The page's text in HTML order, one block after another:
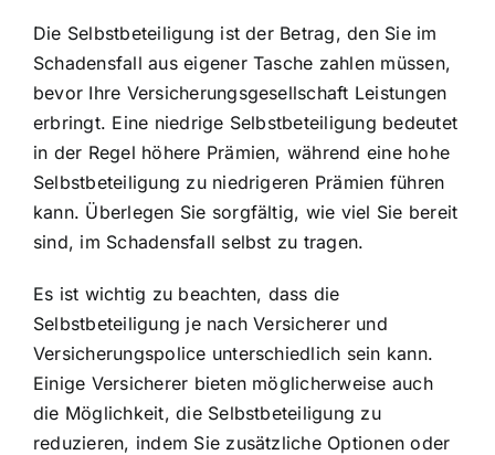
Die Selbstbeteiligung ist der Betrag, den Sie im
Schadensfall aus eigener Tasche zahlen müssen,
bevor Ihre Versicherungsgesellschaft Leistungen
erbringt. Eine niedrige Selbstbeteiligung bedeutet
in der Regel höhere Prämien, während eine hohe
Selbstbeteiligung zu niedrigeren Prämien führen
kann. Überlegen Sie sorgfältig, wie viel Sie bereit
sind, im Schadensfall selbst zu tragen.
Es ist wichtig zu beachten, dass die
Selbstbeteiligung je nach Versicherer und
Versicherungspolice unterschiedlich sein kann.
Einige Versicherer bieten möglicherweise auch
die Möglichkeit, die Selbstbeteiligung zu
reduzieren, indem Sie zusätzliche Optionen oder